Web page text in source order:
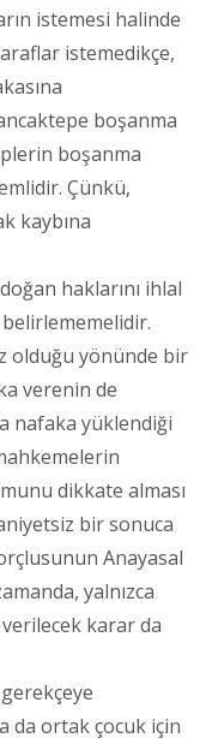
istemesi halinde
istemedikçe,
boşanma
boşanma
Çünkü,
kaybına
haklarını ihlal
olduğu yönünde bir
verenin de
nafaka yüklendiği
dikkate alması
bir sonuca
Anayasal
yalnızca
karar da
da ortak çocuk için